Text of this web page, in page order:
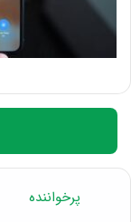
پرخواننده